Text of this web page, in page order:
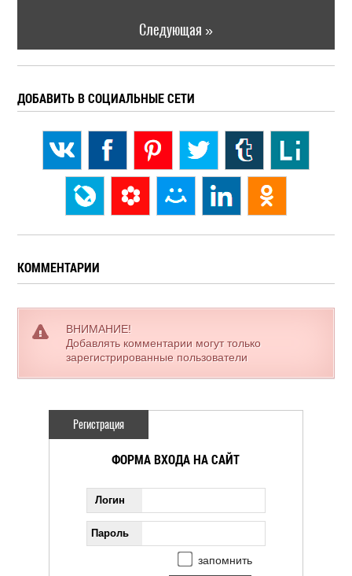
Следующая »
ДОБАВИТЬ В СОЦИАЛЬНЫЕ СЕТИ
КОММЕНТАРИИ
ВНИМАНИЕ!
Добавлять комментарии могут только
зарегистрированные пользователи
Регистрация
ФОРМА ВХОДА НА САЙТ
Логин
Пароль
запомнить